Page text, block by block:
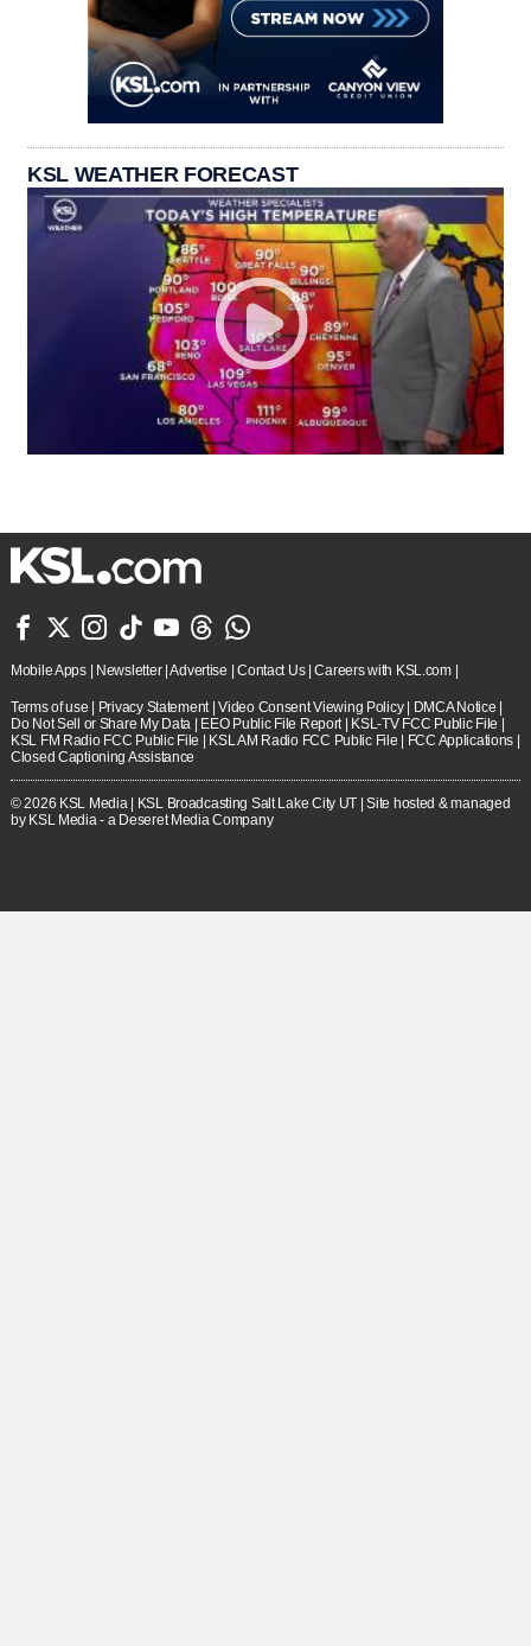
KSL WEATHER FORECAST
      
Mobile Apps| Newsletter|Advertise |Contact Us|Careers with KSL.com|
Terms of use Privacy Statement|Video Consent Viewing Policy| DMCA Notice
Do Not Sell or Share My Data
EEO Public File Report| KSL-TV FCC Public File
KSL FM Radio FCC Public File
KSL AM Radio FCC Public File FCC Applications
Closed Captioning Assistance
© 2026 KSL Media| KSL Broadcasting Salt Lake City UT | Site hosted & managed
by KSL Media - a Deseret Media Company